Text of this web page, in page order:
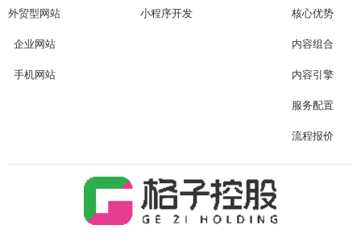
外贸型网站
企业网站
手机网站
小程序开发 核心优势
内容组合
内容引擎
服务配置
流程报价